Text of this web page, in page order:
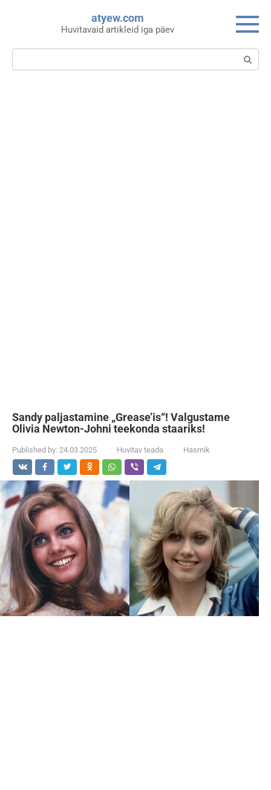
atyew.com
Huvitavaid artikleid iga päev
Search:
Sandy paljastamine „Grease’is“! Valgustame
Olivia Newton-Johni teekonda staariks!
Published by: 24.03.2025 Huvitav teada Hasmik